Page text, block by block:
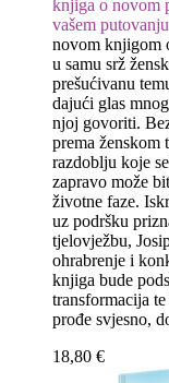
knjiga o novom
vašem
novom knjigom
u samu srž
prešućivanu
dajući glas
njoj govoriti.
prema ženskom
razdoblju koje
zapravo može
životne faze.
uz podršku
tjelovježbu,
ohrabrenje i
knjiga bude
transformacija
prođe svjesno,
18,80 €